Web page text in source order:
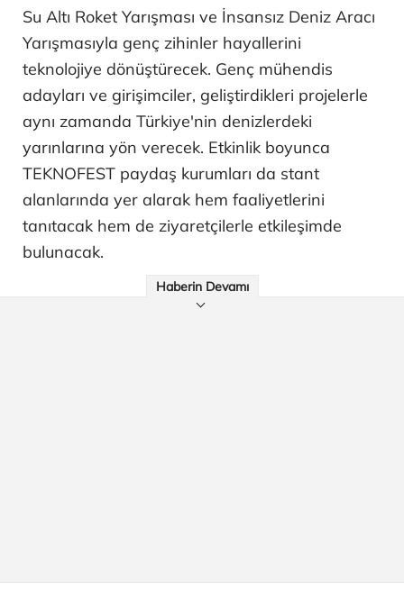
Su Altı Roket Yarışması ve İnsansız Deniz Aracı
Yarışmasıyla genç zihinler hayallerini
teknolojiye dönüştürecek. Genç mühendis
adayları ve girişimciler, geliştirdikleri projelerle
aynı zamanda Türkiye'nin denizlerdeki
yarınlarına yön verecek. Etkinlik boyunca
TEKNOFEST paydaş kurumları da stant
alanlarında yer alarak hem faaliyetlerini
tanıtacak hem de ziyaretçilerle etkileşimde
bulunacak.
Haberin Devamı